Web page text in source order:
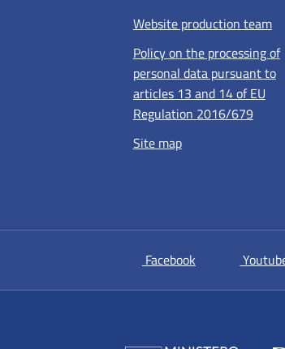
Website production team
Policy on the processing of
personal data pursuant to
articles 13 and 14 of EU
Regulation 2016/679
Site map
Facebooksi apre in una